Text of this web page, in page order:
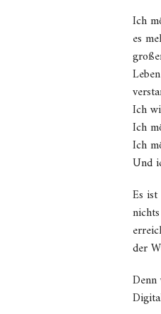
Ich
es
Ich
Ich
Ich
Und
Es
der